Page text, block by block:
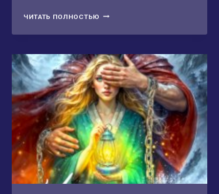
ЧИТАТЬ ПОЛНОСТЬЮ БЫТЬ